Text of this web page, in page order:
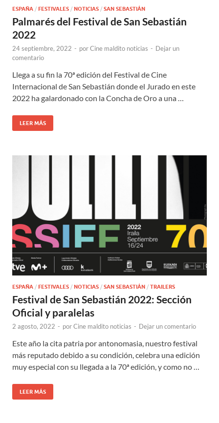
ESPAÑA / FESTIVALES / NOTICIAS / SAN SEBASTIÁN
Palmarés del Festival de San Sebastián
2022
24 septiembre, 2022 - porCine maldito noticias - Dejar un
comentario
Llega a su fin la 70ª edición del Festival de Cine
Internacional de San Sebastián donde el Jurado en este
2022 ha galardonado con la Concha de Oro a una …
LEER MÁS
ESPAÑA / FESTIVALES / NOTICIAS / SAN SEBASTIÁN / TRAILERS
Festival de San Sebastián 2022: Sección
Oficial y paralelas
2 agosto, 2022 - porCine maldito noticias - Dejar un comentario
Este año la cita patria por antonomasia, nuestro festival
más reputado debido a su condición, celebra una edición
muy especial con su llegada a la 70ª edición, y como no …
LEER MÁS